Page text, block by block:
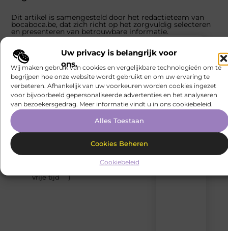
Uw privacy is belangrijk voor
ons.
Wij maken gebruik van cookies en vergelijkbare technologieën om te
begrijpen hoe onze website wordt gebruikt en om uw ervaring te
verbeteren. Afhankelijk van uw voorkeuren worden cookies ingezet
voor bijvoorbeeld gepersonaliseerde advertenties en het analyseren
van bezoekersgedrag. Meer informatie vindt u in ons cookiebeleid.
Alles Toestaan
Cookies Beheren
Cookiebeleid
Dit artikel is samengesteld door het redactieteam van
bocaboca.be, dat zich richt op het zorgvuldig selecteren
en presenteren van betrouwbare informatie.
POPULAR
CATEGORIES
Aanbiedingen
(29
)
Dienstverlening
(25
)
en Tuin
)
vrije tijd
)
Recente
berichten
Laat
je
de